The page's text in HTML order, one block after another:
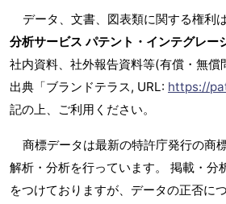
データ、文書、図表類に関する権利
分析サービス パテント・インテグレー
社内資料、社外報告資料等(有償・無償
出典「ブランドテラス, URL: https://
記の上、ご利用ください。
商標データは最新の特許庁発行の商
解析・分析を行っています。 掲載・分
をつけておりますが、データの正否に